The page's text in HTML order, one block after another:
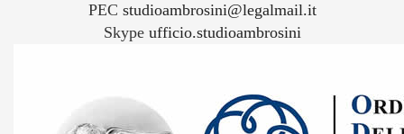
PEC studioambrosini@legalmail.it
Skype ufficio.studioambrosini